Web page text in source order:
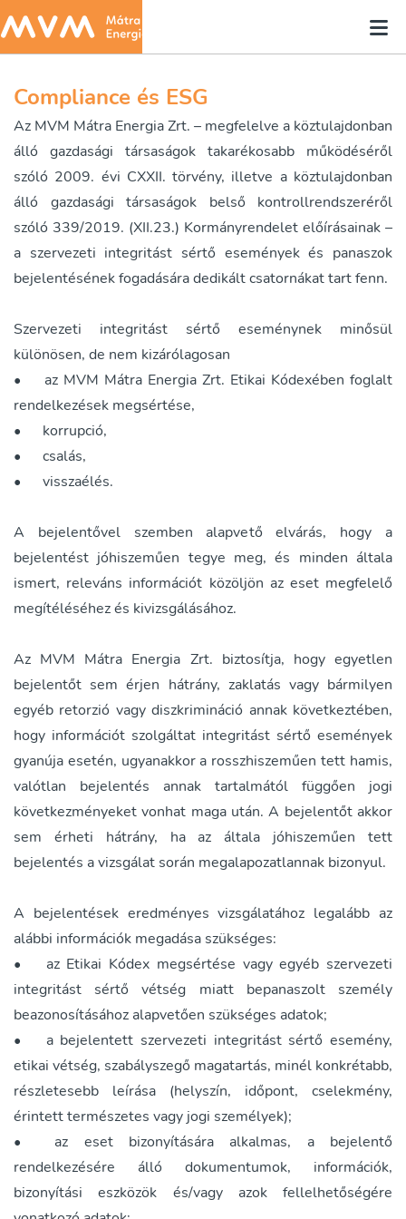
Compliance és ESG
Az MVM Mátra Energia Zrt. – megfelelve a köztulajdonban
álló gazdasági társaságok takarékosabb működéséről
szóló 2009. évi CXXII. törvény, illetve a köztulajdonban
álló gazdasági társaságok belső kontrollrendszeréről
szóló 339/2019. (XII.23.) Kormányrendelet előírásainak –
a szervezeti integritást sértő események és panaszok
bejelentésének fogadására dedikált csatornákat tart fenn.
Szervezeti integritást sértő eseménynek minősül
különösen, de nem kizárólagosan
•
az MVM Mátra Energia Zrt. Etikai Kódexében foglalt
rendelkezések megsértése,
•
korrupció,
•
csalás,
•
visszaélés.
A bejelentővel szemben alapvető elvárás, hogy a
bejelentést jóhiszeműen tegye meg, és minden általa
ismert, releváns információt közöljön az eset megfelelő
megítéléséhez és kivizsgálásához.
Az MVM Mátra Energia Zrt. biztosítja, hogy egyetlen
bejelentőt sem érjen hátrány, zaklatás vagy bármilyen
egyéb retorzió vagy diszkrimináció annak következtében,
hogy információt szolgáltat integritást sértő események
gyanúja esetén, ugyanakkor a rosszhiszeműen tett hamis,
valótlan bejelentés annak tartalmától függően jogi
következményeket vonhat maga után. A bejelentőt akkor
sem érheti hátrány, ha az általa jóhiszeműen tett
bejelentés a vizsgálat során megalapozatlannak bizonyul.
A bejelentések eredményes vizsgálatához legalább az
alábbi információk megadása szükséges:
•
az Etikai Kódex megsértése vagy egyéb szervezeti
integritást sértő vétség miatt bepanaszolt személy
beazonosításához alapvetően szükséges adatok;
•
a bejelentett szervezeti integritást sértő esemény,
etikai vétség, szabályszegő magatartás, minél konkrétabb,
részletesebb leírása (helyszín, időpont, cselekmény,
érintett természetes vagy jogi személyek);
•
az eset bizonyítására alkalmas, a bejelentő
rendelkezésére álló dokumentumok, információk,
bizonyítási eszközök és/vagy azok fellelhetőségére